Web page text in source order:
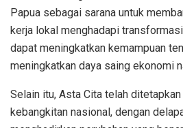
Papua sebagai sarana untuk
kerja lokal menghadapi
dapat meningkatkan kemampuan
meningkatkan daya saing ekonomi
Selain itu, Asta Cita telah
kebangkitan nasional, dengan